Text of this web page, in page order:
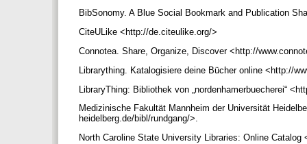
BibSonomy. A Blue Social Bookmark and Publication
CiteULike <http://de.citeulike.org/>
Connotea. Share, Organize, Discover <http://
Librarything. Katalogisiere deine Bücher online <http://
LibraryThing: Bibliothek von „nordenhamerbuecherei“
Medizinische Fakultät Mannheim der Universität
heidelberg.de/bibl/rundgang/>.
North Caroline State University Libraries: Online